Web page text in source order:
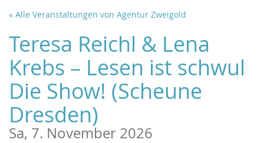
Zum
Inhalt
springen
« Alle Veranstaltungen von Agentur Zweigold
Teresa Reichl & Lena
Krebs – Lesen ist schwul
Die Show! (Scheune
Dresden)
Sa, 7. November 2026